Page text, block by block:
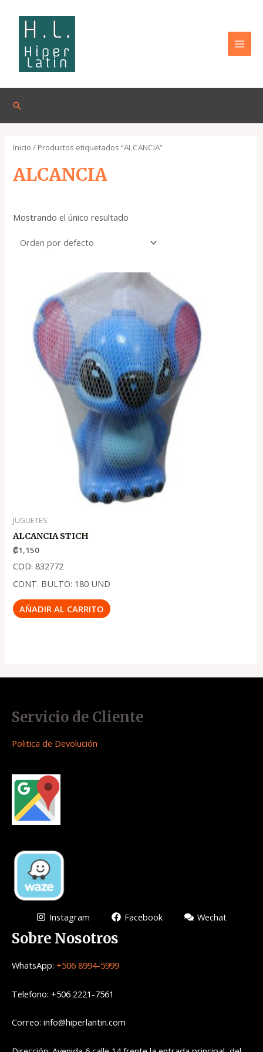
contenido
Buscar
Inicio / Productos etiquetados “ALCANCIA”
ALCANCIA
Mostrando el único resultado
JUGUETES
ALCANCIA STICH
₡1,150
COD: 832772
CONT. BULTO: 180 UND
AÑADIR AL CARRITO
Servicio de Cliente
Politica de Devolución
Instagram Facebook Wechat
Sobre Nosotros
WhatsApp: +506 8994-5999
Telefono: +506 2221-7561
Correo: info@hiperlantin.com